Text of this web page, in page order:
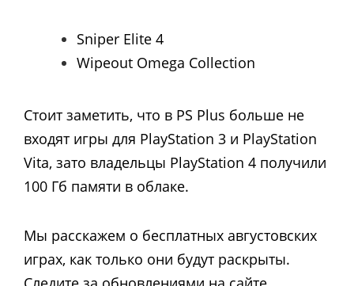
Sniper Elite 4
Wipeout Omega Collection
Стоит заметить, что в PS Plus больше не
входят игры для PlayStation 3 и PlayStation
Vita, зато владельцы PlayStation 4 получили
100 Гб памяти в облаке.
Мы расскажем о бесплатных августовских
играх, как только они будут раскрыты.